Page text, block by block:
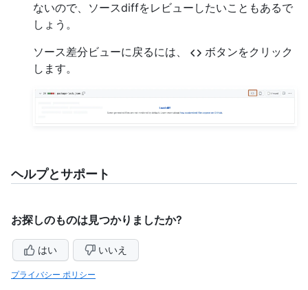
ないので、ソースdiffをレビューしたいこともあるで
しょう。
ソース差分ビューに戻るには、
ボタンをクリック
します。
ヘルプとサポート
お探しのものは見つかりましたか?
はい いいえ
プライバシー ポリシー